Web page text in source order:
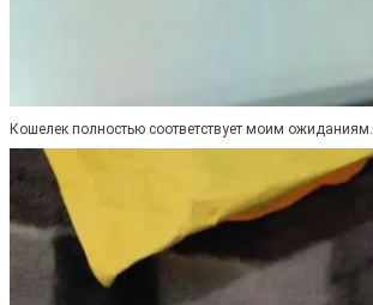
Кошелек полностью соответствует моим ожиданиям.